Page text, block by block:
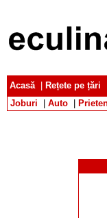
Acasă| Rețete pe țări
Joburi
Auto